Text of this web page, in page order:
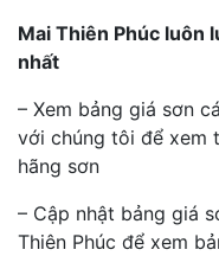
Mai Thiên Phúc luôn
nhất
– Xem bảng giá sơn
với chúng tôi để xem
hãng sơn
– Cập nhật bảng giá
Thiên Phúc để xem